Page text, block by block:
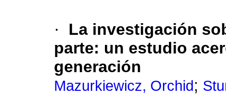
·
La investigación
parte: un estudio
generación
Mazurkiewicz, Orchid ;